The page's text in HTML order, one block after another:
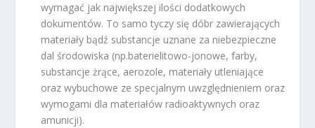
wymagać jak największej ilości dodatkowych
dokumentów. To samo tyczy się dóbr zawierających
materiały bądź substancje uznane za niebezpieczne
dal środowiska (np.baterielitowo-jonowe, farby,
substancje żrące, aerozole, materiały utleniające
oraz wybuchowe ze specjalnym uwzględnieniem oraz
wymogami dla materiałów radioaktywnych oraz
amunicji).